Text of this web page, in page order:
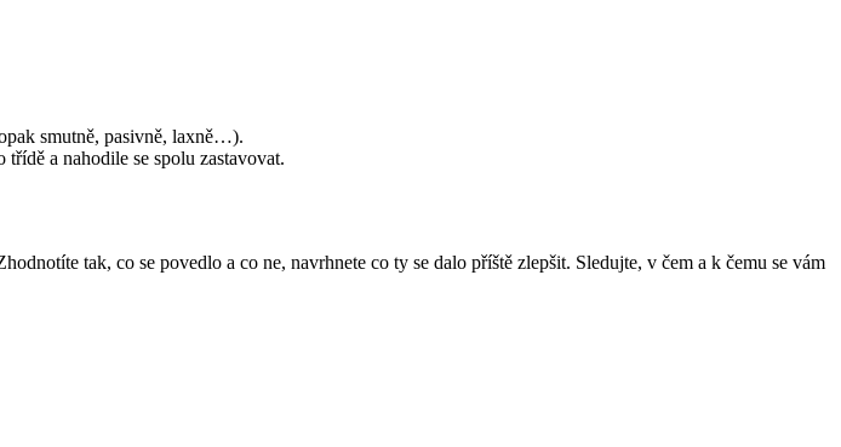
smutně, pasivně, laxně…).
a nahodile se spolu zastavovat.
tak, co se povedlo a co ne, navrhnete co ty se dalo příště zlepšit. Sledujte, v čem a k čemu se vám